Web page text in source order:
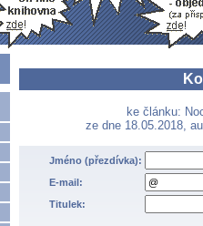
ke článku:
ze dne 18.05.2018,
Jméno (přezdívka):
E-mail:
Titulek: